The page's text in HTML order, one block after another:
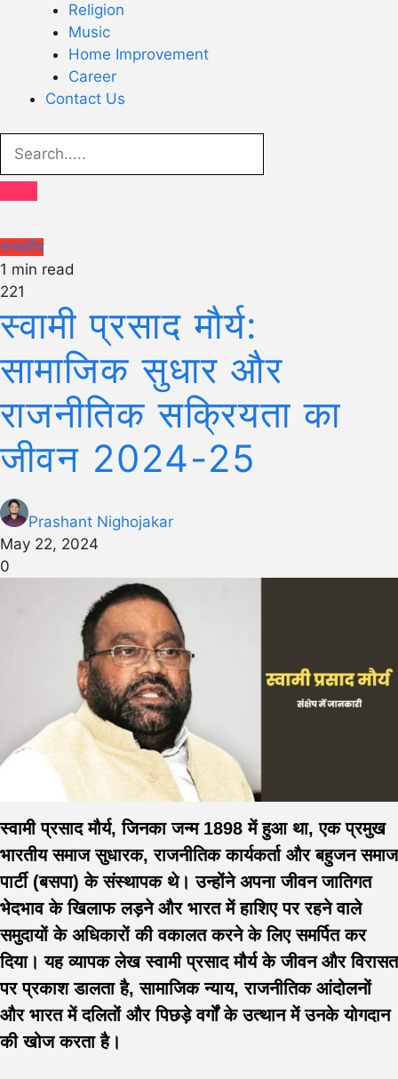
Religion
Music
Home Improvement
Career
Contact Us
राजकीय
1 min read
221
स्वामी प्रसाद मौर्य:
सामाजिक सुधार और
राजनीतिक सक्रियता का
जीवन 2024-25
Prashant Nighojakar
May 22, 2024
0
स्वामी प्रसाद मौर्य, जिनका जन्म 1898 में हुआ था, एक प्रमुख
भारतीय समाज सुधारक, राजनीतिक कार्यकर्ता और बहुजन समाज
पार्टी (बसपा) के संस्थापक थे। उन्होंने अपना जीवन जातिगत
भेदभाव के खिलाफ लड़ने और भारत में हाशिए पर रहने वाले
समुदायों के अधिकारों की वकालत करने के लिए समर्पित कर
दिया। यह व्यापक लेख स्वामी प्रसाद मौर्य के जीवन और विरासत
पर प्रकाश डालता है, सामाजिक न्याय, राजनीतिक आंदोलनों
और भारत में दलितों और पिछड़े वर्गों के उत्थान में उनके योगदान
की खोज करता है।